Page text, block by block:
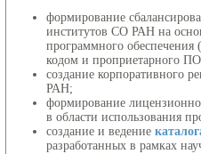
формирование
институтов СО РАН на
программного
кодом и проприетарного
создание корпоративного
РАН;
формирование
в области использования
создание и ведение
разработанных в рамках